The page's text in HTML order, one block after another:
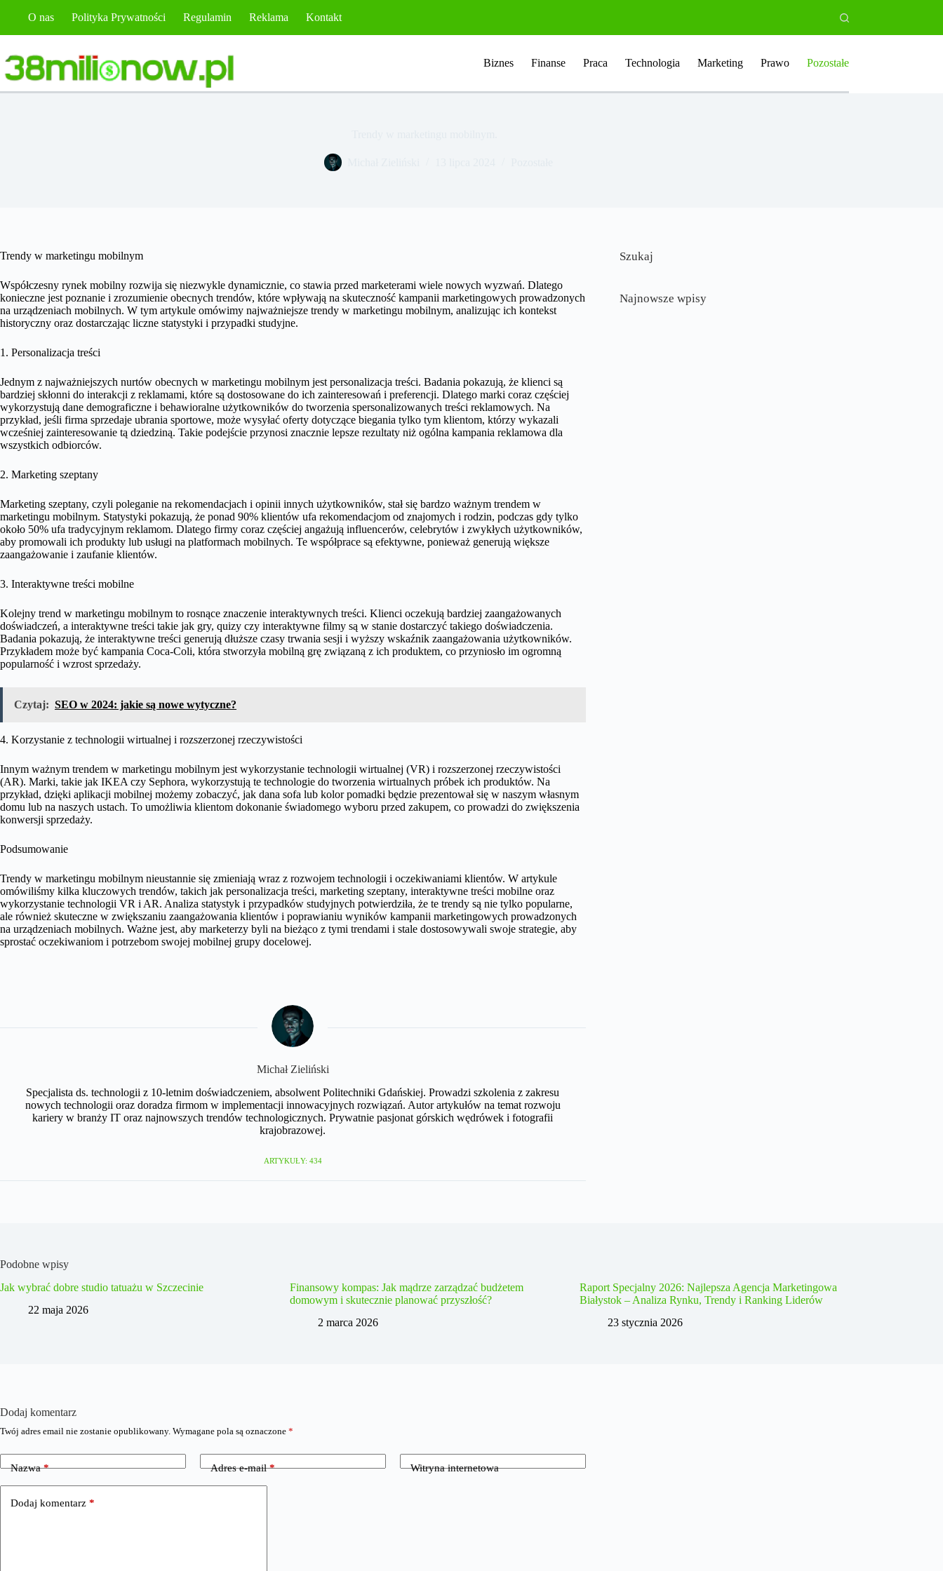
O nas Polityka Prywatności Regulamin Reklama Kontakt
Biznes Finanse Praca Technologia Marketing Prawo Pozostałe
Trendy w marketingu mobilnym
Współczesny rynek mobilny rozwija się niezwykle dynamicznie, co stawia przed marketerami wiele nowych wyzwań. Dlatego
konieczne jest poznanie i zrozumienie obecnych trendów, które wpływają na skuteczność kampanii marketingowych prowadzonych
na urządzeniach mobilnych. W tym artykule omówimy najważniejsze trendy w marketingu mobilnym, analizując ich kontekst
historyczny oraz dostarczając liczne statystyki i przypadki studyjne.
1. Personalizacja treści
Jednym z najważniejszych nurtów obecnych w marketingu mobilnym jest personalizacja treści. Badania pokazują, że klienci są
bardziej skłonni do interakcji z reklamami, które są dostosowane do ich zainteresowań i preferencji. Dlatego marki coraz częściej
wykorzystują dane demograficzne i behawioralne użytkowników do tworzenia spersonalizowanych treści reklamowych. Na
przykład, jeśli firma sprzedaje ubrania sportowe, może wysyłać oferty dotyczące biegania tylko tym klientom, którzy wykazali
wcześniej zainteresowanie tą dziedziną. Takie podejście przynosi znacznie lepsze rezultaty niż ogólna kampania reklamowa dla
wszystkich odbiorców.
2. Marketing szeptany
Marketing szeptany, czyli poleganie na rekomendacjach i opinii innych użytkowników, stał się bardzo ważnym trendem w
marketingu mobilnym. Statystyki pokazują, że ponad 90% klientów ufa rekomendacjom od znajomych i rodzin, podczas gdy tylko
około 50% ufa tradycyjnym reklamom. Dlatego firmy coraz częściej angażują influencerów, celebrytów i zwykłych użytkowników,
aby promowali ich produkty lub usługi na platformach mobilnych. Te współprace są efektywne, ponieważ generują większe
zaangażowanie i zaufanie klientów.
3. Interaktywne treści mobilne
Kolejny trend w marketingu mobilnym to rosnące znaczenie interaktywnych treści. Klienci oczekują bardziej zaangażowanych
doświadczeń, a interaktywne treści takie jak gry, quizy czy interaktywne filmy są w stanie dostarczyć takiego doświadczenia.
Badania pokazują, że interaktywne treści generują dłuższe czasy trwania sesji i wyższy wskaźnik zaangażowania użytkowników.
Przykładem może być kampania Coca-Coli, która stworzyła mobilną grę związaną z ich produktem, co przyniosło im ogromną
popularność i wzrost sprzedaży.
Czytaj: SEO w 2024: jakie są nowe wytyczne?
4. Korzystanie z technologii wirtualnej i rozszerzonej rzeczywistości
Innym ważnym trendem w marketingu mobilnym jest wykorzystanie technologii wirtualnej (VR) i rozszerzonej rzeczywistości
(AR). Marki, takie jak IKEA czy Sephora, wykorzystują te technologie do tworzenia wirtualnych próbek ich produktów. Na
przykład, dzięki aplikacji mobilnej możemy zobaczyć, jak dana sofa lub kolor pomadki będzie prezentował się w naszym własnym
domu lub na naszych ustach. To umożliwia klientom dokonanie świadomego wyboru przed zakupem, co prowadzi do zwiększenia
konwersji sprzedaży.
Podsumowanie
Trendy w marketingu mobilnym nieustannie się zmieniają wraz z rozwojem technologii i oczekiwaniami klientów. W artykule
omówiliśmy kilka kluczowych trendów, takich jak personalizacja treści, marketing szeptany, interaktywne treści mobilne oraz
wykorzystanie technologii VR i AR. Analiza statystyk i przypadków studyjnych potwierdziła, że te trendy są nie tylko popularne,
ale również skuteczne w zwiększaniu zaangażowania klientów i poprawianiu wyników kampanii marketingowych prowadzonych
na urządzeniach mobilnych. Ważne jest, aby marketerzy byli na bieżąco z tymi trendami i stale dostosowywali swoje strategie, aby
sprostać oczekiwaniom i potrzebom swojej mobilnej grupy docelowej.
Michał Zieliński
Specjalista ds. technologii z 10-letnim doświadczeniem, absolwent Politechniki Gdańskiej. Prowadzi szkolenia z zakresu
nowych technologii oraz doradza firmom w implementacji innowacyjnych rozwiązań. Autor artykułów na temat rozwoju
kariery w branży IT oraz najnowszych trendów technologicznych. Prywatnie pasjonat górskich wędrówek i fotografii
krajobrazowej.
ARTYKUŁY: 434
Szukaj
Najnowsze wpisy
Podobne wpisy
Jak wybrać dobre studio tatuażu w Szczecinie
22 maja 2026
Finansowy kompas: Jak mądrze zarządzać budżetem
domowym i skutecznie planować przyszłość?
2 marca 2026
Raport Specjalny 2026: Najlepsza Agencja Marketingowa
Białystok – Analiza Rynku, Trendy i Ranking Liderów
23 stycznia 2026
Dodaj komentarz
Twój adres email nie zostanie opublikowany. Wymagane pola są oznaczone *
Nazwa* Adres e-mail* Witryna internetowa
Dodaj komentarz *